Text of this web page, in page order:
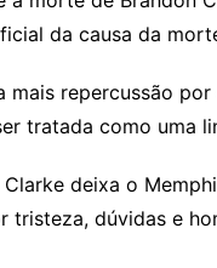
da causa da
mais repercussão
tratada como uma
deixa o
tristeza, dúvidas e